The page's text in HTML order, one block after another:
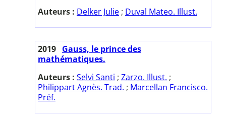
Auteurs : Delker Julie ; Duval Mateo. Illust.
2019 Gauss, le prince des
mathématiques.
Auteurs : Selvi Santi ; Zarzo. Illust. ;
Philippart Agnès. Trad. ; Marcellan Francisco.
Préf.